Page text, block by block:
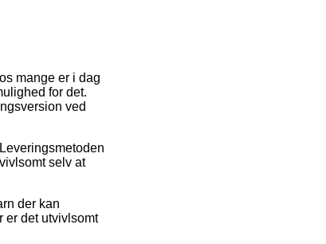
mange er i dag
for det.
ved
selv at
der kan
er det utvivlsomt